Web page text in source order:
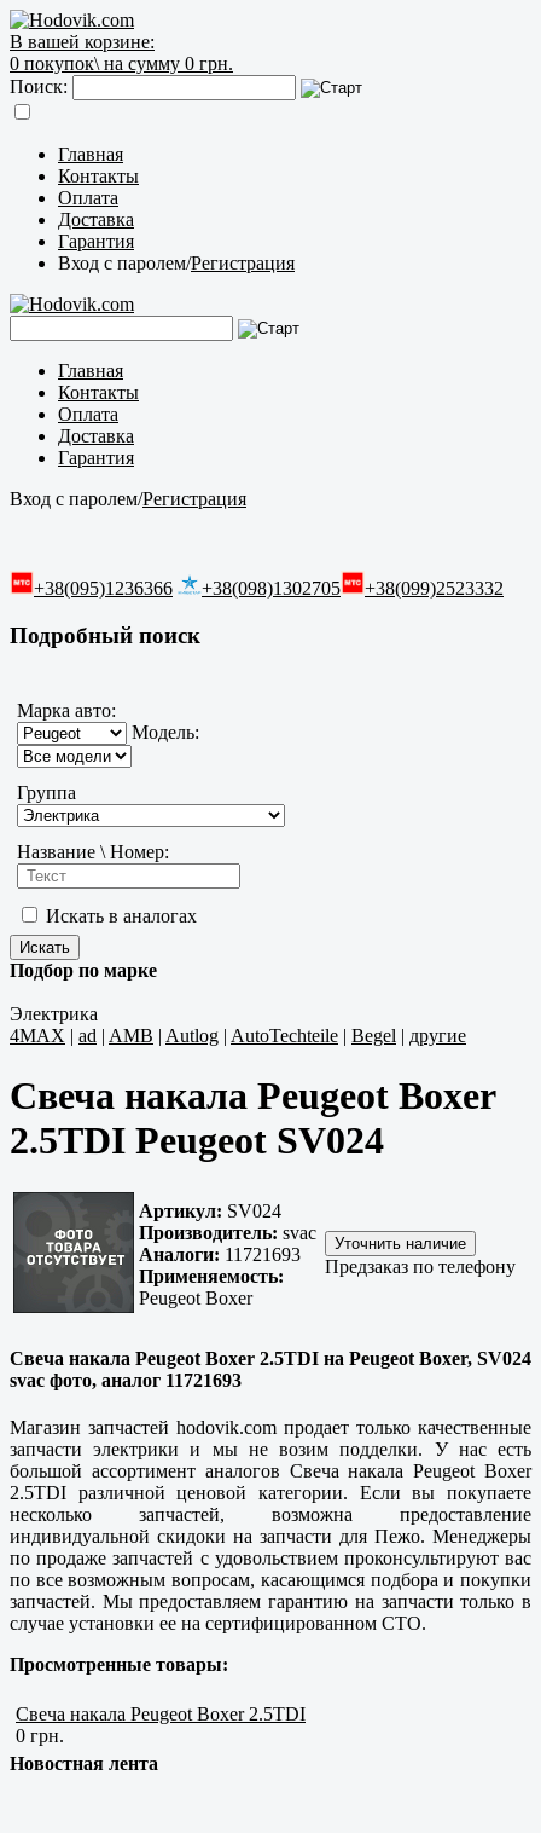
В вашей корзине:
0 покупок\ на сумму 0 грн.
Поиск:
Главная
Контакты
Оплата
Доставка
Гарантия
Вход с паролем/Регистрация
Главная
Контакты
Оплата
Доставка
Гарантия
Вход с паролем/Регистрация
+38(095)1236366 +38(098)1302705 +38(099)2523332
Подробный поиск
Марка авто:
Модель:
Группа
Название \ Номер:
Искать в аналогах
Подбор по марке
Электрика
4MAX | ad | AMB | Autlog | AutoTechteile | Begel | другие
Свеча накала Peugeot Boxer
2.5TDI Peugeot SV024
Артикул: SV024
Производитель: svac
Аналоги: 11721693
Применяемость:
Peugeot Boxer
Предзаказ по телефону
Свеча накала Peugeot Boxer 2.5TDI на Peugeot Boxer, SV024
svac фото, аналог 11721693
Магазин запчастей hodovik.com продает только качественные
запчасти электрики и мы не возим подделки. У нас есть
большой ассортимент аналогов Свеча накала Peugeot Boxer
2.5TDI различной ценовой категории. Если вы покупаете
несколько запчастей, возможна предоставление
индивидуальной скидоки на запчасти для Пежо. Менеджеры
по продаже запчастей с удовольствием проконсультируют вас
по все возможным вопросам, касающимся подбора и покупки
запчастей. Мы предоставляем гарантию на запчасти только в
случае установки ее на сертифицированном СТО.
Просмотренные товары:
Свеча накала Peugeot Boxer 2.5TDI
0 грн.
Новостная лента